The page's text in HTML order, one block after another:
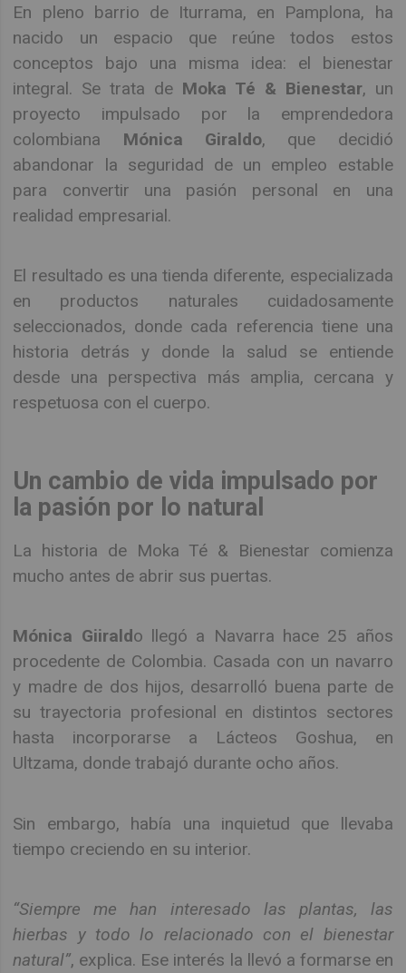
En pleno barrio de Iturrama, en Pamplona, ha
nacido un espacio que reúne todos estos
conceptos bajo una misma idea: el bienestar
integral. Se trata de Moka Té & Bienestar, un
proyecto impulsado por la emprendedora
colombiana Mónica Giraldo, que decidió
abandonar la seguridad de un empleo estable
para convertir una pasión personal en una
realidad empresarial.
El resultado es una tienda diferente, especializada
en productos naturales cuidadosamente
seleccionados, donde cada referencia tiene una
historia detrás y donde la salud se entiende
desde una perspectiva más amplia, cercana y
respetuosa con el cuerpo.
Un cambio de vida impulsado por
la pasión por lo natural
La historia de Moka Té & Bienestar comienza
mucho antes de abrir sus puertas.
Mónica Giiraldo llegó a Navarra hace 25 años
procedente de Colombia. Casada con un navarro
y madre de dos hijos, desarrolló buena parte de
su trayectoria profesional en distintos sectores
hasta incorporarse a Lácteos Goshua, en
Ultzama, donde trabajó durante ocho años.
Sin embargo, había una inquietud que llevaba
tiempo creciendo en su interior.
“Siempre me han interesado las plantas, las
hierbas y todo lo relacionado con el bienestar
natural”, explica. Ese interés la llevó a formarse en